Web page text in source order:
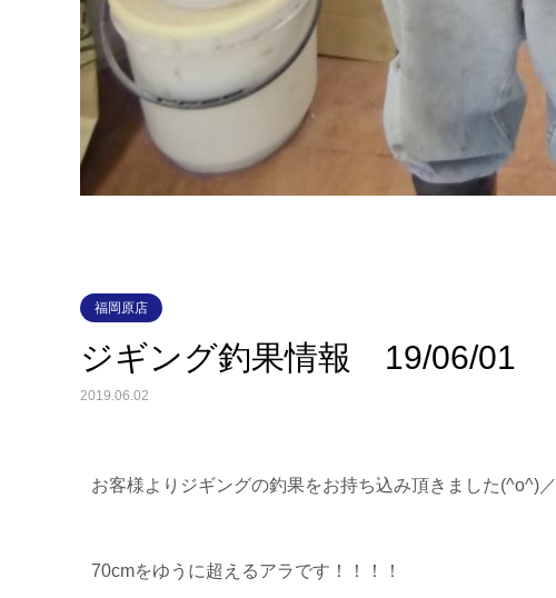
福岡原店
ジギング釣果情報 19/06/01
2019.06.02
お客様よりジギングの釣果をお持ち込み頂きました(^o^)／
70cmをゆうに超えるアラです！！！！